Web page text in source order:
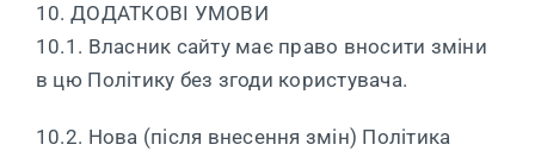
10. ДОДАТКОВІ УМОВИ
10.1. Власник сайту має право вносити зміни
в цю Політику без згоди користувача.
10.2. Нова (після внесення змін) Політика